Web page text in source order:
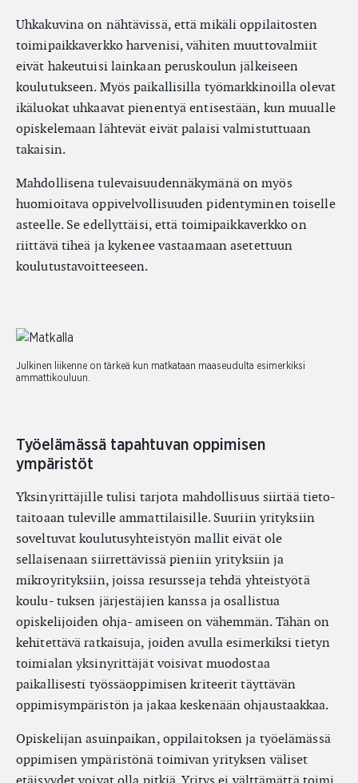
Uhkakuvina on nähtävissä, että mikäli oppilaitosten
toimipaikkaverkko harvenisi, vähiten muuttovalmiit
eivät hakeutuisi lainkaan peruskoulun jälkeiseen
koulutukseen. Myös paikallisilla työmarkkinoilla olevat
ikäluokat uhkaavat pienentyä entisestään, kun muualle
opiskelemaan lähtevät eivät palaisi valmistuttuaan
takaisin.
Mahdollisena tulevaisuudennäkymänä on myös
huomioitava oppivelvollisuuden pidentyminen toiselle
asteelle. Se edellyttäisi, että toimipaikkaverkko on
riittävä tiheä ja kykenee vastaamaan asetettuun
koulutustavoitteeseen.
Julkinen liikenne on tärkeä kun matkataan maaseudulta esimerkiksi
ammattikouluun.
Työelämässä tapahtuvan oppimisen
ympäristöt
Yksinyrittäjille tulisi tarjota mahdollisuus siirtää tieto-
taitoaan tuleville ammattilaisille. Suuriin yrityksiin
soveltuvat koulutusyhteistyön mallit eivät ole
sellaisenaan siirrettävissä pieniin yrityksiin ja
mikroyrityksiin, joissa resursseja tehdä yhteistyötä
koulu- tuksen järjestäjien kanssa ja osallistua
opiskelijoiden ohja- amiseen on vähemmän. Tähän on
kehitettävä ratkaisuja, joiden avulla esimerkiksi tietyn
toimialan yksinyrittäjät voisivat muodostaa
paikallisesti työssäoppimisen kriteerit täyttävän
oppimisympäristön ja jakaa keskenään ohjaustaakkaa.
Opiskelijan asuinpaikan, oppilaitoksen ja työelämässä
oppimisen ympäristönä toimivan yrityksen väliset